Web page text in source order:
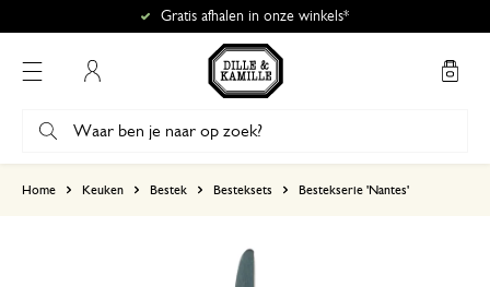
Gratis afhalen in onze winkels*
Home Keuken Bestek Besteksets Bestekserie 'Nantes'